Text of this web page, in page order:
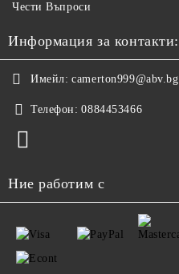
Чести Въпроси
Информация за контакти:
Имейл: camerton999@abv.bg
Телефон: 0884453466
Ние работим с